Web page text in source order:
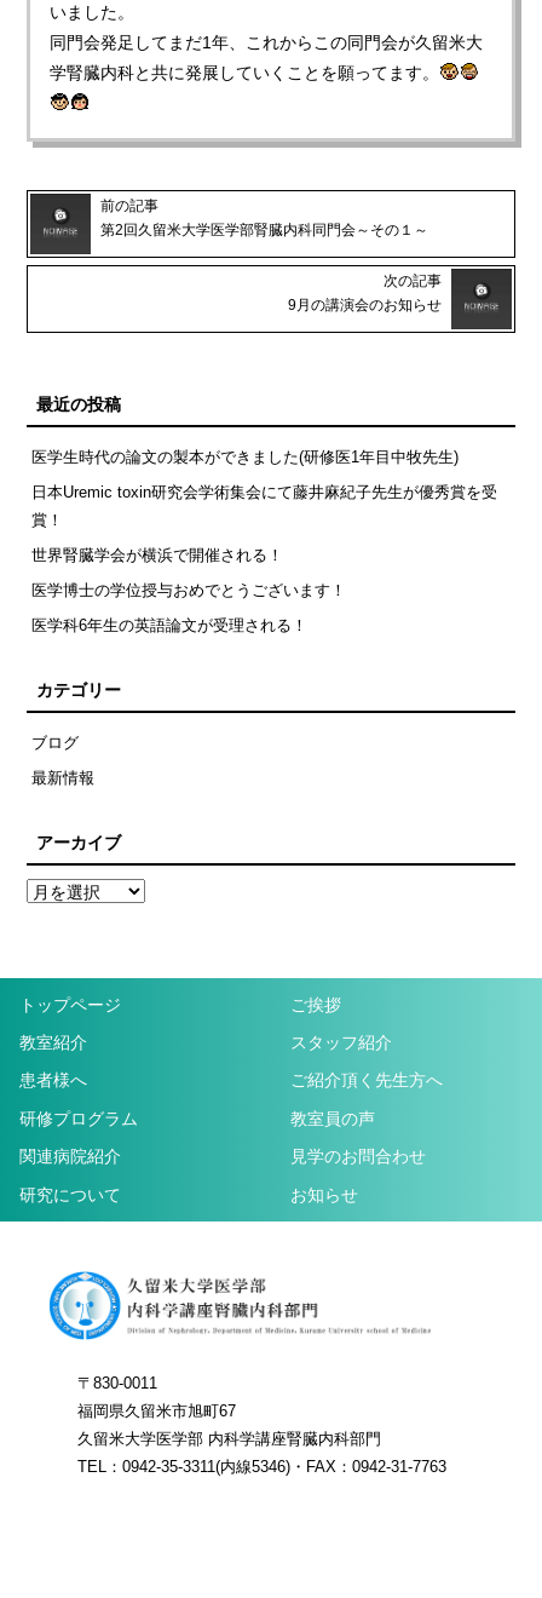
いました。
同門会発足してまだ1年、これからこの同門会が久留米大
学腎臓内科と共に発展していくことを願ってます。
前の記事
第2回久留米大学医学部腎臓内科同門会～その１～
次の記事
9月の講演会のお知らせ
最近の投稿
医学生時代の論文の製本ができました(研修医1年目中牧先生)
日本Uremic toxin研究会学術集会にて藤井麻紀子先生が優秀賞を受
賞！
世界腎臓学会が横浜で開催される！
医学博士の学位授与おめでとうございます！
医学科6年生の英語論文が受理される！
カテゴリー
ブログ
最新情報
アーカイブ
トップページ
ご挨拶
教室紹介
スタッフ紹介
患者様へ
ご紹介頂く先生方へ
研修プログラム
教室員の声
関連病院紹介
見学のお問合わせ
研究について
お知らせ
〒830-0011
福岡県久留米市旭町67
久留米大学医学部 内科学講座腎臓内科部門
TEL：0942-35-3311(内線5346)・FAX：0942-31-7763